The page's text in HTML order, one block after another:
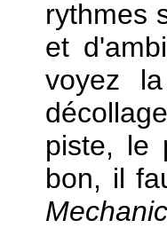
rythmes
et
voyez
piste, le
bon, il